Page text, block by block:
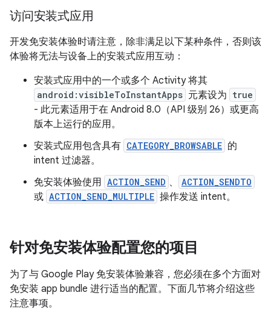
访问安装式应用
开发免安装体验时请注意，除非满足以下某种条件，否则该
体验将无法与设备上的安装式应用互动：
安装式应用中的一个或多个 Activity 将其
android:visibleToInstantApps 元素设为 true
- 此元素适用于在 Android 8.0（API 级别 26）或更高
版本上运行的应用。
安装式应用包含具有 CATEGORY_BROWSABLE 的
intent 过滤器。
免安装体验使用 ACTION_SEND 、 ACTION_SENDTO
或 ACTION_SEND_MULTIPLE 操作发送 intent。
针对免安装体验配置您的项目
为了与 Google Play 免安装体验兼容，您必须在多个方面对
免安装 app bundle 进行适当的配置。下面几节将介绍这些
注意事项。